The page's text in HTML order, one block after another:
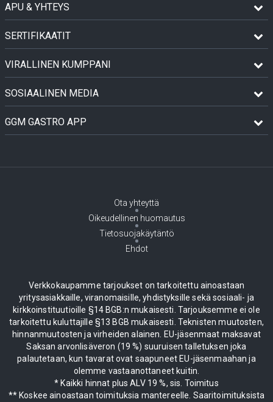
APU & YHTEYS
SERTIFIKAATIT
VIRALLINEN KUMPPANI
SOSIAALINEN MEDIA
GGM GASTRO APP
Ota yhteyttä
Oikeudellinen huomautus
Tietosuojakäytäntö
Ehdot
Verkkokaupamme tarjoukset on tarkoitettu ainoastaan
yritysasiakkaille, viranomaisille, yhdistyksille sekä sosiaali- ja
kirkkoinstituutioille §14 BGB:n mukaisesti. Tarjouksemme ei ole
tarkoitettu kuluttajille §13 BGB mukaisesti. Teknisten muutosten,
hinnanmuutosten ja virheiden alainen. EU-jäsenmaat maksavat
Saksan arvonlisäveron (19 %) suuruisen talletuksen joka
palautetaan, kun tavarat ovat saapuneet EU-jäsenmaahan ja
olemme vastaanottaneet kuitin.
* Kaikki hinnat plus ALV 19 %, sis. Toimitus
** Koskee ainoastaan toimituksia mantereelle. Saaritoimituksista